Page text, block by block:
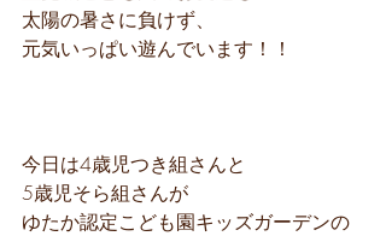
太陽の暑さに負けず、
元気いっぱい遊んでいます！！
今日は4歳児つき組さんと
5歳児そら組さんが
ゆたか認定こども園キッズガーデンの